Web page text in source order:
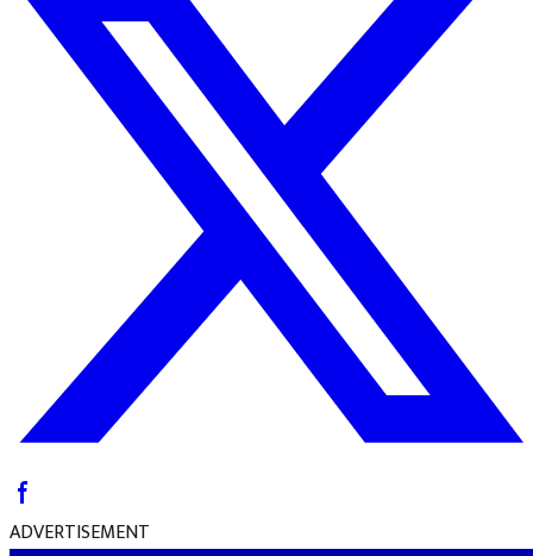
ADVERTISEMENT